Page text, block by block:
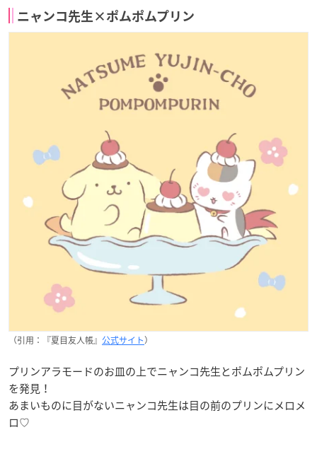
ニャンコ先生×ポムポムプリン
（引用：『夏目友人帳』 公式サイト）
プリンアラモードのお皿の上でニャンコ先生とポムポムプリン
を発見！
あまいものに目がないニャンコ先生は目の前のプリンにメロメ
ロ♡